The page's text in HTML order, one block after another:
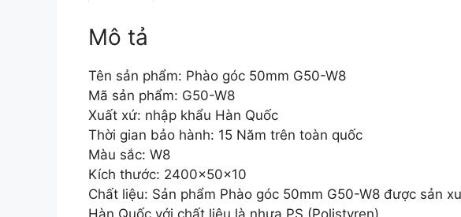
Mô tả
Tên sản phẩm: Phào góc 50mm G50-W8
Mã sản phẩm: G50-W8
Xuất xứ: nhập khẩu Hàn Quốc
Thời gian bảo hành: 15 Năm trên toàn quốc
Màu sắc: W8
Kích thước: 2400x50x10
Chất liệu: Sản phẩm Phào góc 50mm G50-W8 được sản
Hàn Quốc với chất liệu là nhựa PS (Polistyren)